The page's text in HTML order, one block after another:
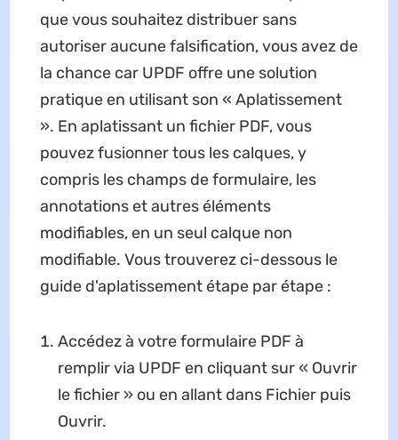
que vous souhaitez distribuer sans
autoriser aucune falsification, vous avez de
la chance car UPDF offre une solution
pratique en utilisant son « Aplatissement
». En aplatissant un fichier PDF, vous
pouvez fusionner tous les calques, y
compris les champs de formulaire, les
annotations et autres éléments
modifiables, en un seul calque non
modifiable. Vous trouverez ci-dessous le
guide d'aplatissement étape par étape :
Accédez à votre formulaire PDF à
remplir via UPDF en cliquant sur « Ouvrir
le fichier » ou en allant dans Fichier puis
Ouvrir.